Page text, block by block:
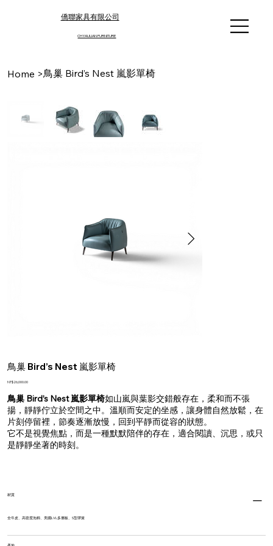
僑聯家具有限公司
CHYAULIAN FURNITURE​
Home >鳥巢 Bird’s Nest 嵐影單椅
鳥巢 Bird’s Nest 嵐影單椅
Price
NT$26,000.00
鳥巢 Bird’s Nest 嵐影單椅如山嵐與葉影交錯般存在，柔和而不張
揚，靜靜佇立於空間之中。溫順而安定的坐感，讓身體自然放鬆，在
片刻停留裡，節奏逐漸放慢，回到平靜而從容的狀態。
它不是視覺焦點，而是一種默默陪伴的存在，適合閱讀、沉思，或只
是靜靜坐著的時刻。
材質
全牛皮、高密度泡棉、美國LVL多層板、S型彈簧
產地